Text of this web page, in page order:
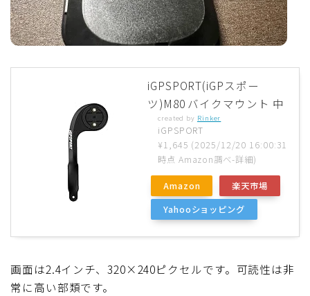
iGPSPORT(iGPスポー
ツ)M80 バイクマウント 中
created by Rinker
iGPSPORT
¥1,645 (2025/12/20 16:00:31
時点 Amazon調べ-詳細)
Amazon
楽天市場
Yahooショッピング
画面は2.4インチ、320×240ピクセルです。可読性は非
常に高い部類です。